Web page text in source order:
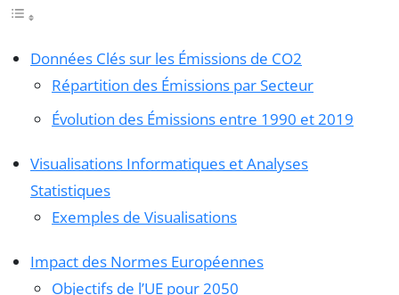
Données Clés sur les Émissions de CO2
Répartition des Émissions par Secteur
Évolution des Émissions entre 1990 et 2019
Visualisations Informatiques et Analyses
Statistiques
Exemples de Visualisations
Impact des Normes Européennes
Objectifs de l’UE pour 2050